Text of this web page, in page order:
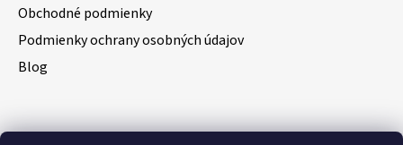
Obchodné podmienky
Podmienky ochrany osobných údajov
Blog